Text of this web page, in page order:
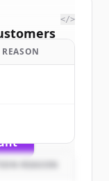
to
ใช้
</>
REASON